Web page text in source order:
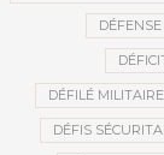
DÉFILÉ
DÉFIS